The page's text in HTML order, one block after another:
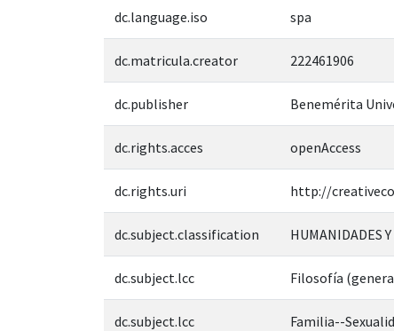
dc.language.iso spa
dc.matricula.creator 222461906
dc.publisher Benemérita
dc.rights.acces openAccess
dc.rights.uri http://
dc.subject.classification HUMANIDADES
dc.subject.lcc Filosofía
dc.subject.lcc Familia--